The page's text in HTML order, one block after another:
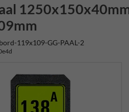
119x109-GG-PAAL-2